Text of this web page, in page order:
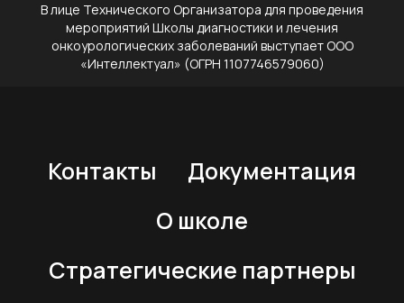
В лице Технического Организатора для проведения
мероприятий Школы диагностики и лечения
онкоурологических заболеваний выступает ООО
«Интеллектуал» (ОГРН 1107746579060)
Контакты
Документация
О школе
Стратегические партнеры